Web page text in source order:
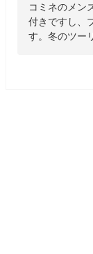
コミネのメン
付きですし、
す。冬のツー